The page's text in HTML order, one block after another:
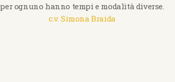
per ognuno hanno tempi e modalità diverse.
c.v. Simona Braida